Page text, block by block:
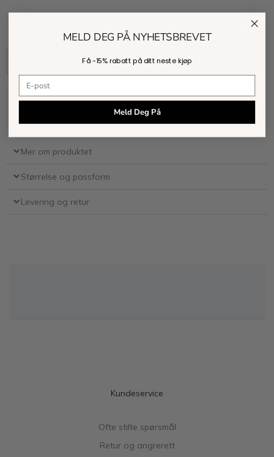
L XL
Kjøp
Mer om produktet
Størrelse og passform
Levering og retur
Kundeservice
Ofte stilte spørsmål
Retur og angrerett
MELD DEG PÅ NYHETSBREVET
Få -15% rabattpå ditt neste kjøp
Meld Deg På